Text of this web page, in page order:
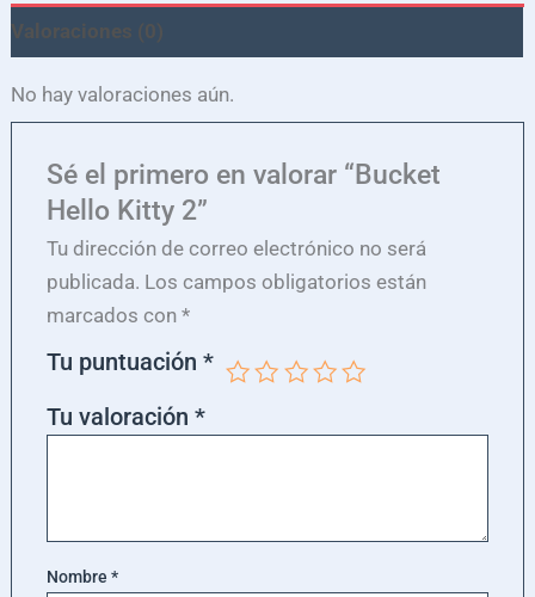
Valoraciones (0)
No hay valoraciones aún.
Sé el primero en valorar “Bucket
Hello Kitty 2”
Tu dirección de correo electrónico no será
publicada. Los campos obligatorios están
marcados con *
Tu puntuación *
Tu valoración *
Nombre *